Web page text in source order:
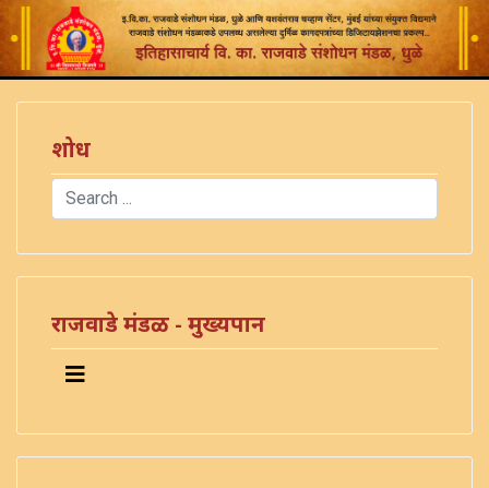
शोध
Search
राजवाडे मंडळ - मुख्यपान